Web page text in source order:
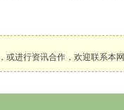
进行资讯合作，欢迎联系本